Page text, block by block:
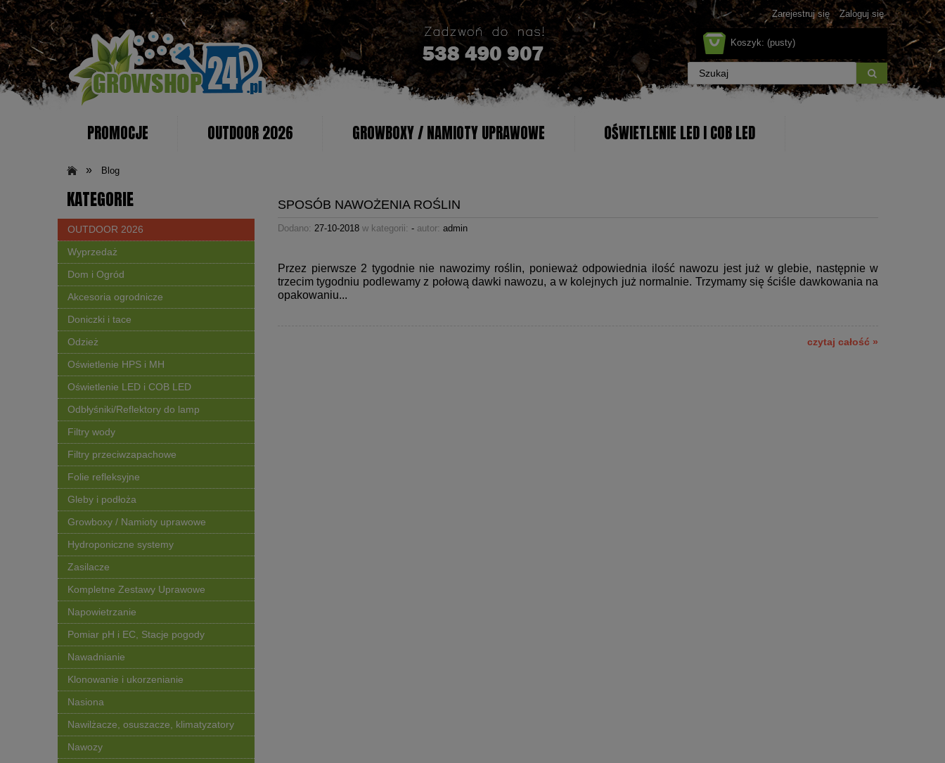
Zarejestruj się Zaloguj się
Koszyk: (pusty)
PROMOCJE OUTDOOR 2026 GROWBOXY / NAMIOTY UPRAWOWE
OŚWIETLENIE LED I COB LED
KONTAKT
» Blog
KATEGORIE
OUTDOOR 2026
Wyprzedaż
Dom i Ogród
Akcesoria ogrodnicze
Doniczki i tace
Odzież
Oświetlenie HPS i MH
Oświetlenie LED i COB LED
Odbłyśniki/Reflektory do lamp
Filtry wody
Filtry przeciwzapachowe
Folie refleksyjne
Gleby i podłoża
Growboxy / Namioty uprawowe
Hydroponiczne systemy
Zasilacze
Kompletne Zestawy Uprawowe
Napowietrzanie
Pomiar pH i EC, Stacje pogody
Nawadnianie
Klonowanie i ukorzenianie
Nasiona
Nawilżacze, osuszacze, klimatyzatory
Nawozy
SPOSÓB NAWOŻENIA ROŚLIN
Dodano: 27-10-2018 w kategorii: - autor: admin
Przez pierwsze 2 tygodnie nie nawozimy roślin, ponieważ odpowiednia ilość nawozu jest już w glebie, następnie w
trzecim tygodniu podlewamy z połową dawki nawozu, a w kolejnych już normalnie. Trzymamy się ściśle dawkowania na
opakowaniu...
czytaj całość »